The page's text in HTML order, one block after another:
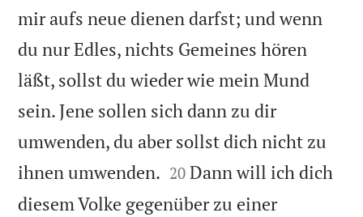
mir aufs neue dienen darfst; und wenn
du nur Edles, nichts Gemeines hören
läßt, sollst du wieder wie mein Mund
sein. Jene sollen sich dann zu dir
umwenden, du aber sollst dich nicht zu
ihnen umwenden. 

20 Dann will ich dich
diesem Volke gegenüber zu einer